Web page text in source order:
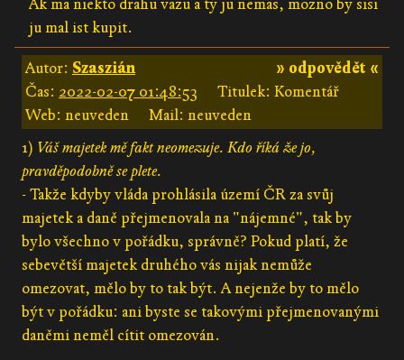
Ak ma niekto drahu vazu a ty ju nemas, mozno by sisi
ju mal ist kupit.
» odpovědět «
Autor: Szaszián
Čas: 2022-02-07 01:48:53
Titulek: Komentář
Web: neuveden
Mail: neuveden
1) Váš majetek mě fakt neomezuje. Kdo říká že jo,
pravděpodobně se plete.
- Takže kdyby vláda prohlásila území ČR za svůj
majetek a daně přejmenovala na "nájemné", tak by
bylo všechno v pořádku, správně? Pokud platí, že
sebevětší majetek druhého vás nijak nemůže
omezovat, mělo by to tak být. A nejenže by to mělo
být v pořádku: ani byste se takovými přejmenovanými
daněmi neměl cítit omezován.